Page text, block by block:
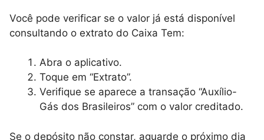
Você pode verificar se o valor já está disponível
consultando o extrato do Caixa Tem:
Abra o aplicativo.
Toque em “Extrato”.
Verifique se aparece a transação “Auxílio-
Gás dos Brasileiros” com o valor creditado.
Se o depósito não constar, aguarde o próximo dia